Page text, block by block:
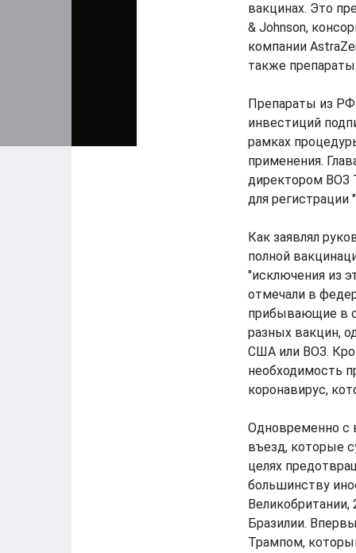
вакцинах. Это
& Johnson,
компании
также препараты
Препараты из РФ
инвестиций
рамках
применения.
директором ВОЗ
для регистрации
Как заявлял
полной
"исключения из
отмечали в
прибывающие в
разных вакцин,
США или ВОЗ.
необходимость
коронавирус,
Одновременно с
въезд, которые
целях
большинству
Бразилии.
Трампом,